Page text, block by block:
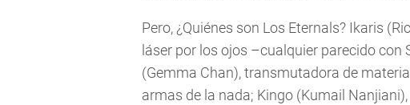
Pero, ¿Quiénes son Los Eternals? Ikaris
láser por los ojos –cualquier parecido
(Gemma Chan), transmutadora de
armas de la nada; Kingo (Kumail